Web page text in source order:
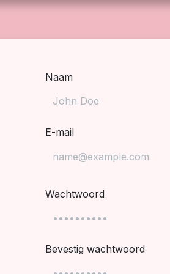
Naam
E-mail
Wachtwoord
Bevestig wachtwoord